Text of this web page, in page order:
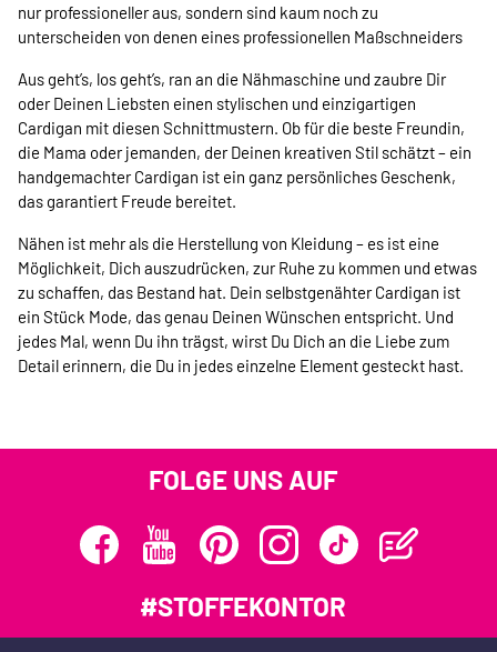
nur professioneller aus, sondern sind kaum noch zu
unterscheiden von denen eines professionellen Maßschneiders
Aus geht’s, los geht’s, ran an die Nähmaschine und zaubre Dir
oder Deinen Liebsten einen stylischen und einzigartigen
Cardigan mit diesen Schnittmustern. Ob für die beste Freundin,
die Mama oder jemanden, der Deinen kreativen Stil schätzt – ein
handgemachter Cardigan ist ein ganz persönliches Geschenk,
das garantiert Freude bereitet.
Nähen ist mehr als die Herstellung von Kleidung – es ist eine
Möglichkeit, Dich auszudrücken, zur Ruhe zu kommen und etwas
zu schaffen, das Bestand hat. Dein selbstgenähter Cardigan ist
ein Stück Mode, das genau Deinen Wünschen entspricht. Und
jedes Mal, wenn Du ihn trägst, wirst Du Dich an die Liebe zum
Detail erinnern, die Du in jedes einzelne Element gesteckt hast.
FOLGE UNS AUF
#STOFFEKONTOR